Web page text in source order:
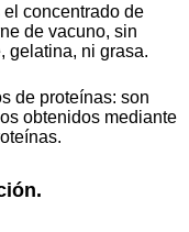
concentrado de
de vacuno, sin
gelatina, ni grasa.
de proteínas: son
obtenidos mediante